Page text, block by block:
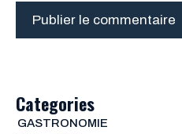
Categories
GASTRONOMIE